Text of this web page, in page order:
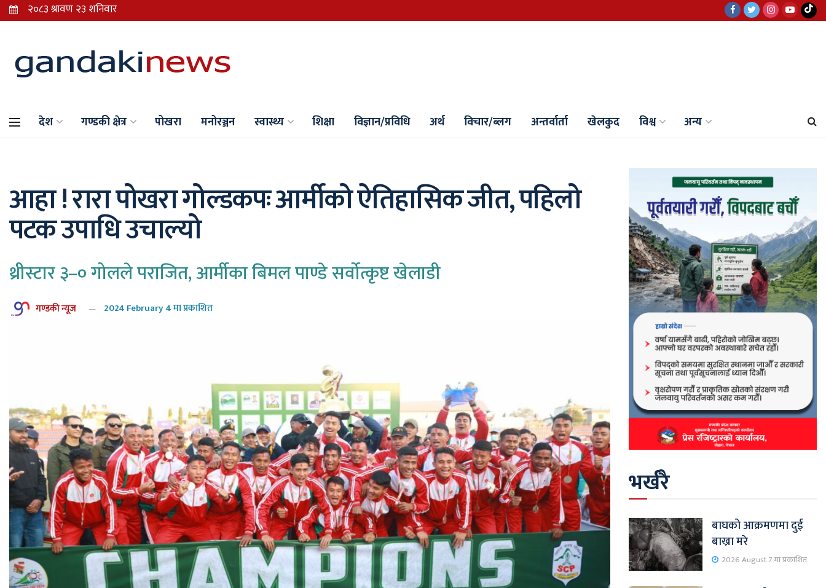
देश गण्डकी क्षेत्र पोखरा मनोरञ्जन स्वास्थ्य शिक्षा विज्ञान/प्रविधि अर्थ विचार/ब्लग अन्तर्वार्ता खेलकुद विश्व अन्य
आहा ! रारा पोखरा गोल्डकपः आर्मीको ऐतिहासिक जीत, पहिलो
पटक उपाधि उचाल्यो
थ्रीस्टार ३–० गोलले पराजित, आर्मीका बिमल पाण्डे सर्वोत्कृष्ट खेलाडी
गण्डकी न्यूज 2024 February 4 मा प्रकाशित
भर्खरै
बाघको आक्रमणमा दुई
बाख्रा मरे
2026 August 7 मा प्रकाशित